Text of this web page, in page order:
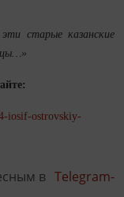
старые казанские
iosif-ostrovskiy-
в Telegram-